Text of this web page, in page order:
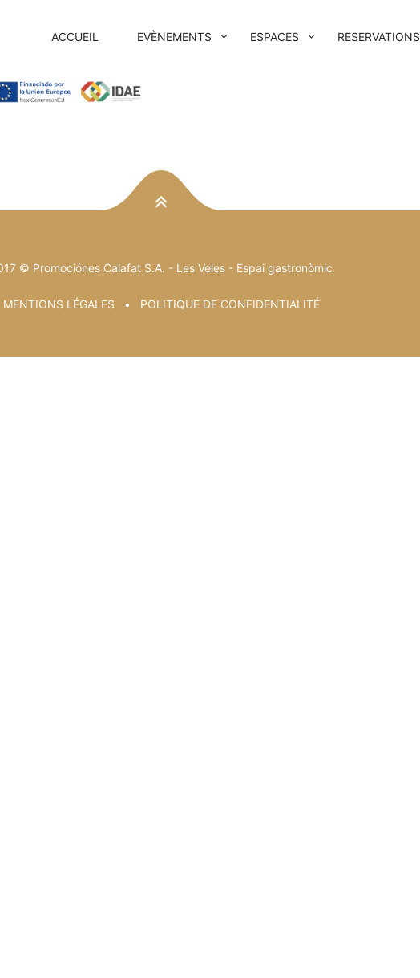
NAVIGATION
PRINCIPALE
ACCUEIL EVÈNEMENTS ESPACES RESERVATIONS
© Promociónes Calafat S.A. - Les Veles - Espai gastronòmic
MENTIONS LÉGALES POLITIQUE DE CONFIDENTIALITÉ